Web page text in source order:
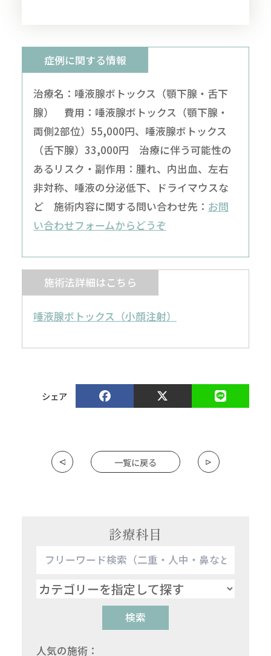
症例に関する情報
治療名：唾液腺ボトックス（顎下腺・舌下
腺） 費用：唾液腺ボトックス（顎下腺・
両側2部位）55,000円、唾液腺ボトックス
（舌下腺）33,000円 治療に伴う可能性の
あるリスク・副作用：腫れ、内出血、左右
非対称、唾液の分泌低下、ドライマウスな
ど 施術内容に関する問い合わせ先： お問
い合わせフォームからどうぞ
施術法詳細はこちら
唾液腺ボトックス（小顔注射）
シェア
一覧に戻る
診療科目
検索
人気の施術：